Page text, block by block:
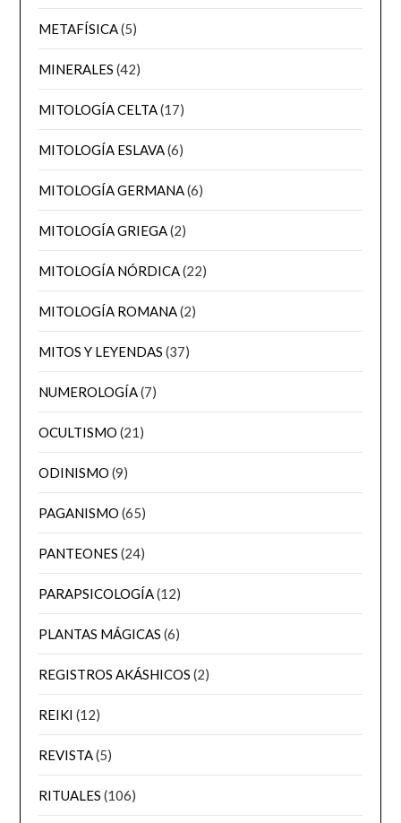
METAFÍSICA(5)
MINERALES (42)
MITOLOGÍA CELTA(17)
MITOLOGÍA ESLAVA(6)
MITOLOGÍA GERMANA(6)
MITOLOGÍA GRIEGA(2)
MITOLOGÍA NÓRDICA(22)
MITOLOGÍA ROMANA(2)
MITOS Y LEYENDAS (37)
NUMEROLOGÍA(7)
OCULTISMO (21)
ODINISMO (9)
PAGANISMO (65)
PANTEONES (24)
PARAPSICOLOGÍA(12)
PLANTAS MÁGICAS (6)
REGISTROS AKÁSHICOS (2)
REIKI (12)
REVISTA(5)
RITUALES (106)